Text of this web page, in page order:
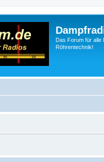
Das Forum für alle
Röhrentechnik!